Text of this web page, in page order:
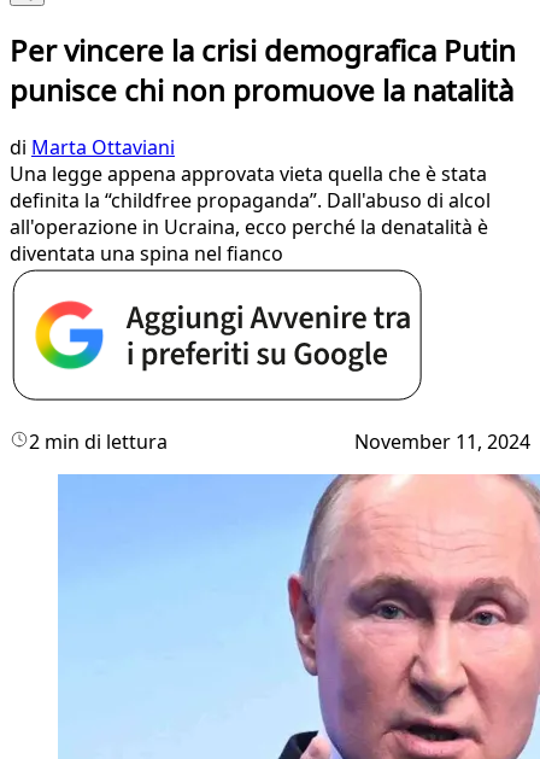
Per vincere la crisi demografica Putin
punisce chi non promuove la natalità
di Marta Ottaviani
Una legge appena approvata vieta quella che è stata
definita la “childfree propaganda”. Dall'abuso di alcol
all'operazione in Ucraina, ecco perché la denatalità è
diventata una spina nel fianco
2 min di lettura November 11, 2024